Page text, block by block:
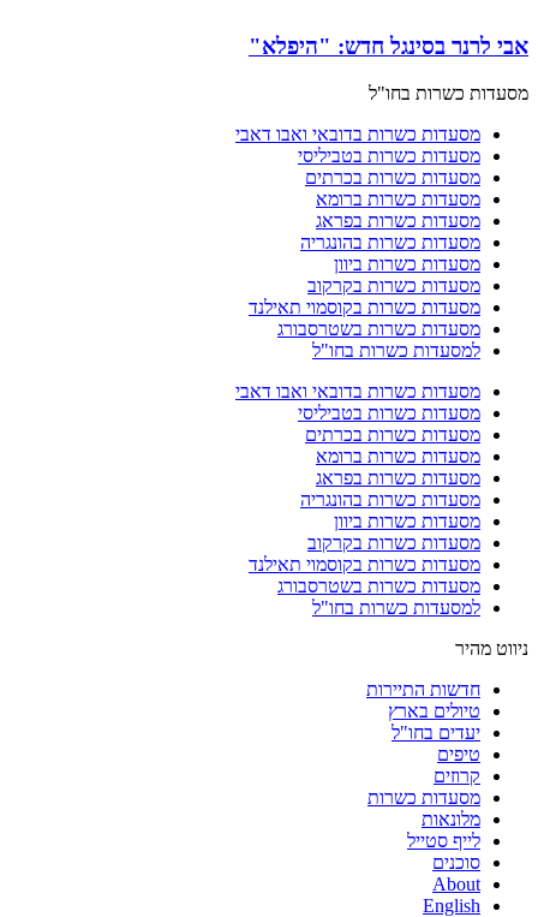
אבי לרנר בסינגל חדש: "היפלא"
מסעדות כשרות בחו"ל
מסעדות כשרות בדובאי ואבו דאבי
מסעדות כשרות בטביליסי
מסעדות כשרות בכרתים
מסעדות כשרות ברומא
מסעדות כשרות בפראג
מסעדות כשרות בהונגריה
מסעדות כשרות ביוון
מסעדות כשרות בקרקוב
מסעדות כשרות בקוסמוי תאילנד
מסעדות כשרות בשטרסבורג
למסעדות כשרות בחו"ל
מסעדות כשרות בדובאי ואבו דאבי
מסעדות כשרות בטביליסי
מסעדות כשרות בכרתים
מסעדות כשרות ברומא
מסעדות כשרות בפראג
מסעדות כשרות בהונגריה
מסעדות כשרות ביוון
מסעדות כשרות בקרקוב
מסעדות כשרות בקוסמוי תאילנד
מסעדות כשרות בשטרסבורג
למסעדות כשרות בחו"ל
ניווט מהיר
חדשות התיירות
טיולים בארץ
יעדים בחו"ל
טיפים
קרוזים
מסעדות כשרות
מלונאות
לייף סטייל
סוכנים
About
English